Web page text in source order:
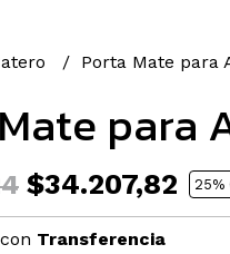
Porta Mate para
para
$34.207,82 25%
con Transferencia